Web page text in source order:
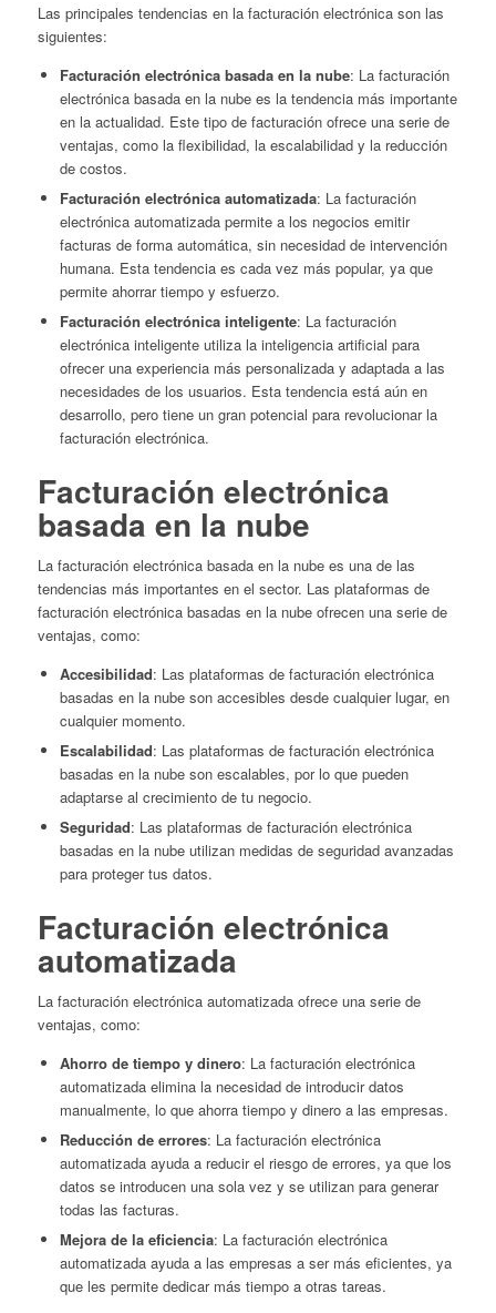
Las principales tendencias en la facturación electrónica son las
siguientes:
Facturación electrónica basada en la nube: La facturación
electrónica basada en la nube es la tendencia más importante
en la actualidad. Este tipo de facturación ofrece una serie de
ventajas, como la flexibilidad, la escalabilidad y la reducción
de costos.
Facturación electrónica automatizada: La facturación
electrónica automatizada permite a los negocios emitir
facturas de forma automática, sin necesidad de intervención
humana. Esta tendencia es cada vez más popular, ya que
permite ahorrar tiempo y esfuerzo.
Facturación electrónica inteligente: La facturación
electrónica inteligente utiliza la inteligencia artificial para
ofrecer una experiencia más personalizada y adaptada a las
necesidades de los usuarios. Esta tendencia está aún en
desarrollo, pero tiene un gran potencial para revolucionar la
facturación electrónica.
Facturación electrónica
basada en la nube
La facturación electrónica basada en la nube es una de las
tendencias más importantes en el sector. Las plataformas de
facturación electrónica basadas en la nube ofrecen una serie de
ventajas, como:
Accesibilidad: Las plataformas de facturación electrónica
basadas en la nube son accesibles desde cualquier lugar, en
cualquier momento.
Escalabilidad: Las plataformas de facturación electrónica
basadas en la nube son escalables, por lo que pueden
adaptarse al crecimiento de tu negocio.
Seguridad: Las plataformas de facturación electrónica
basadas en la nube utilizan medidas de seguridad avanzadas
para proteger tus datos.
Facturación electrónica
automatizada
La facturación electrónica automatizada ofrece una serie de
ventajas, como:
Ahorro de tiempo y dinero: La facturación electrónica
automatizada elimina la necesidad de introducir datos
manualmente, lo que ahorra tiempo y dinero a las empresas.
Reducción de errores: La facturación electrónica
automatizada ayuda a reducir el riesgo de errores, ya que los
datos se introducen una sola vez y se utilizan para generar
todas las facturas.
Mejora de la eficiencia: La facturación electrónica
automatizada ayuda a las empresas a ser más eficientes, ya
que les permite dedicar más tiempo a otras tareas.